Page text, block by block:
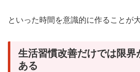
といった時間を意識的に作ることが
生活習慣改善だけでは限界
ある